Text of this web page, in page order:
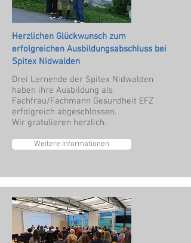
Herzlichen Glückwunsch zum
erfolgreichen Ausbildungsabschluss bei
Spitex Nidwalden
Drei Lernende der Spitex Nidwalden
haben ihre Ausbildung als
Fachfrau/Fachmann Gesundheit EFZ
erfolgreich abgeschlossen.
Wir gratulieren herzlich.
Weitere Informationen